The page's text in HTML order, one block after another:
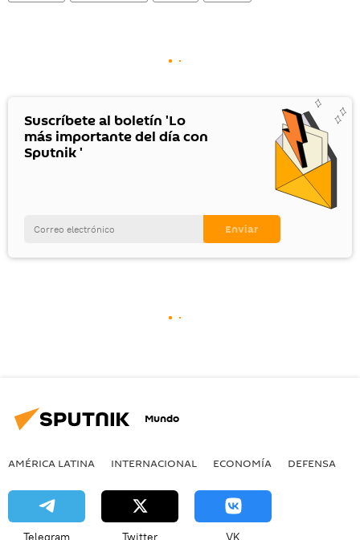
Suscríbete al boletín 'Lo
más importante del día con
Sputnik '
Mundo
AMÉRICA LATINA INTERNACIONAL ECONOMÍA DEFENSA
Telegram Twitter VK